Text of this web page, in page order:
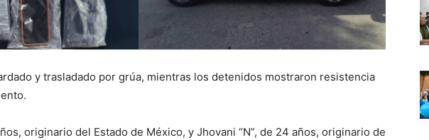
y trasladado por grúa, mientras los detenidos mostraron resistencia
originario del Estado de México, y Jhovani “N”, de 24 años, originario de